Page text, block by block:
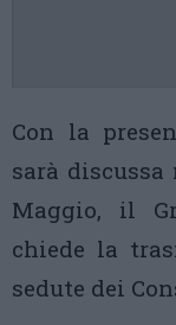
Con la
sarà discussa
Maggio, il
chiede la
sedute dei